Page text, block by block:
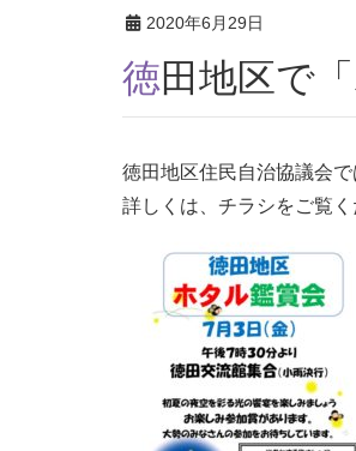
2020年6月29日
徳田地区
徳田地区住民自治協議会
詳しくは、チラシをご覧く